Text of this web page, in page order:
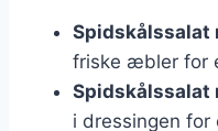
Spidskålssalat
friske æbler for
Spidskålssalat
i dressingen for